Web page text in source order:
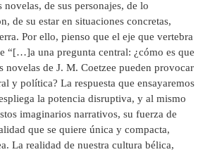
novelas, de sus personajes, de lo
de su estar en situaciones concretas,
Por ello, pienso que el eje que vertebra
“[…]a una pregunta central: ¿cómo es que
novelas de J. M. Coetzee pueden provocar
y política? La respuesta que ensayaremos
la potencia disruptiva, y al mismo
imaginarios narrativos, su fuerza de
que se quiere única y compacta,
La realidad de nuestra cultura bélica,